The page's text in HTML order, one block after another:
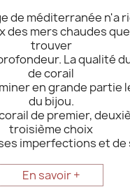
de méditerranée n'a
des mers chaudes
trouver
La qualité
de corail
en grande partie
du bijou.
de premier,
troisième choix
imperfections et de
En savoir +